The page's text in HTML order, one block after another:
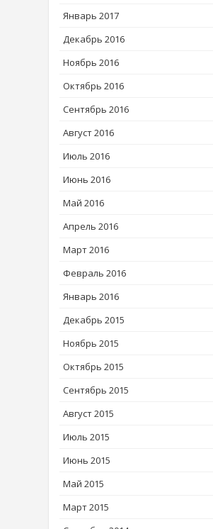
Январь 2017
Декабрь 2016
Ноябрь 2016
Октябрь 2016
Сентябрь 2016
Август 2016
Июль 2016
Июнь 2016
Май 2016
Апрель 2016
Март 2016
Февраль 2016
Январь 2016
Декабрь 2015
Ноябрь 2015
Октябрь 2015
Сентябрь 2015
Август 2015
Июль 2015
Июнь 2015
Май 2015
Март 2015